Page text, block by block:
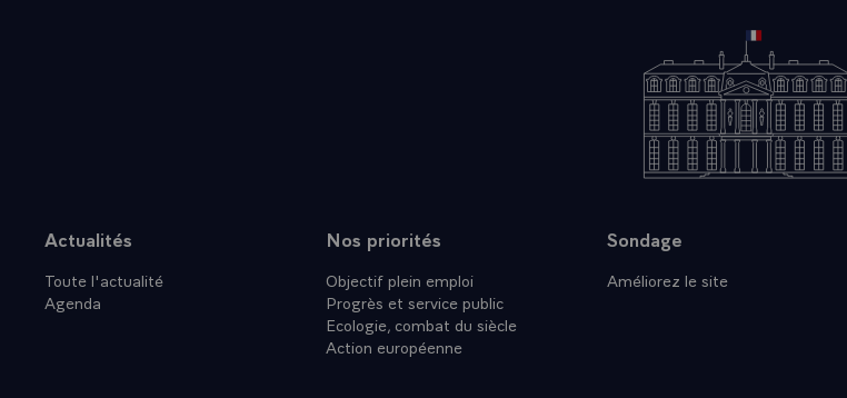
Plan du site
Actualités
Toute l'actualité
Agenda
Nos priorités
Objectif plein emploi
Progrès et service public
Ecologie, combat du siècle
Action européenne
Sondage
Améliorez le site